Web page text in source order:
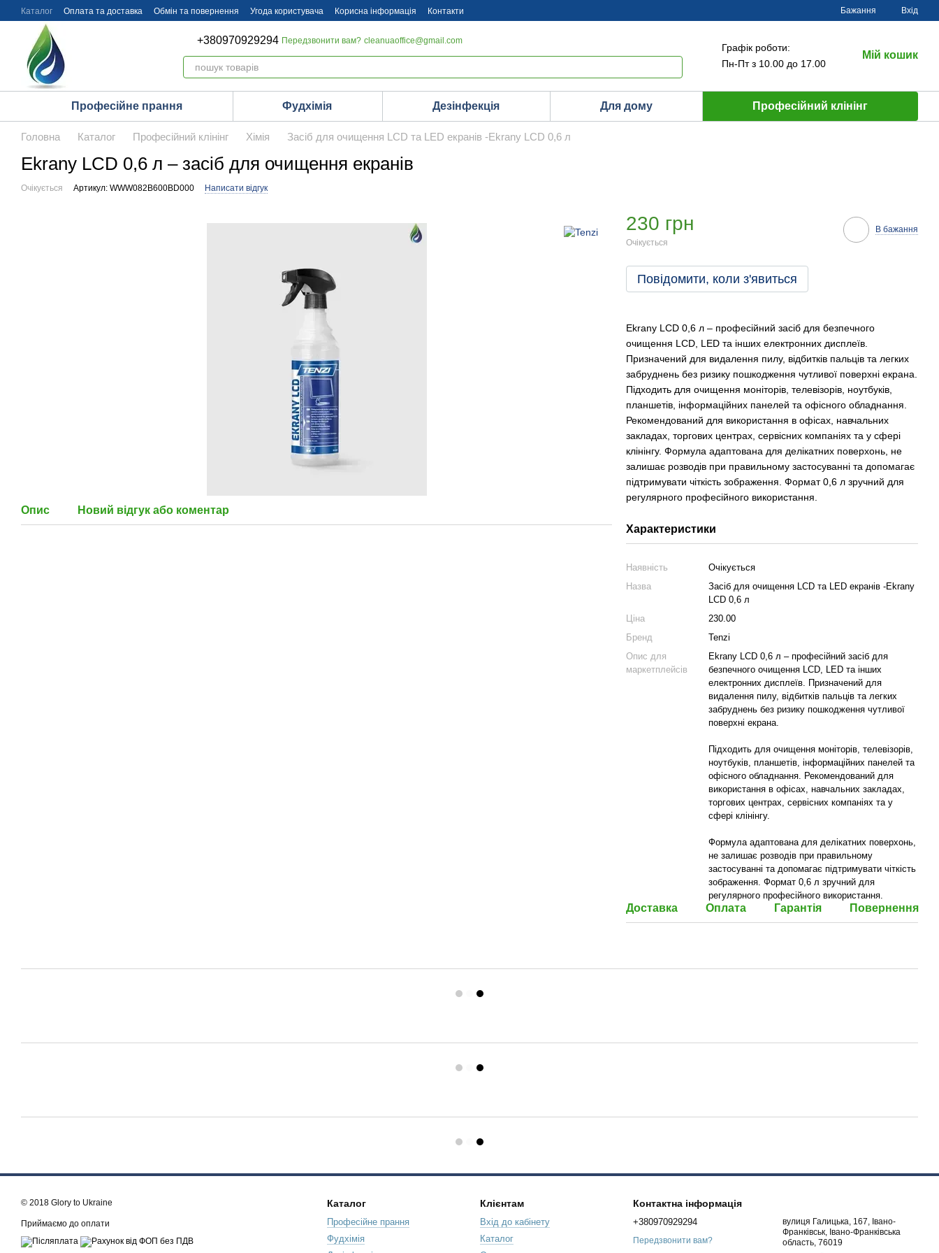
Перейти до основного контенту
Каталог Оплата та доставка Обмін та повернення Угода користувача Корисна інформація Контакти Бажання Вхід
+380970929294 Передзвонити вам? cleanuaoffice@gmail.com
Графік роботи:
Пн-Пт з 10.00 до 17.00
Мій кошик
Професійне прання Фудхімія Дезінфекція Для дому Професійний клінінг
Головна Каталог Професійний клінінг Хімія Засіб для очищення LCD та LED екранів -Ekrany LCD 0,6 л
Ekrany LCD 0,6 л – засіб для очищення екранів
Очікується Артикул: WWW082B600BD000 Написати відгук
Опис Новий відгук або коментар
230 грн
Очікується
В бажання
Повідомити, коли з'явиться
Ekrany LCD 0,6 л – професійний засіб для безпечного
очищення LCD, LED та інших електронних дисплеїв.
Призначений для видалення пилу, відбитків пальців та легких
забруднень без ризику пошкодження чутливої поверхні екрана.
Підходить для очищення моніторів, телевізорів, ноутбуків,
планшетів, інформаційних панелей та офісного обладнання.
Рекомендований для використання в офісах, навчальних
закладах, торгових центрах, сервісних компаніях та у сфері
клінінгу. Формула адаптована для делікатних поверхонь, не
залишає розводів при правильному застосуванні та допомагає
підтримувати чіткість зображення. Формат 0,6 л зручний для
регулярного професійного використання.
Характеристики
Наявність
Очікується
Назва
Засіб для очищення LCD та LED екранів -Ekrany
LCD 0,6 л
Ціна
230.00
Бренд
Tenzi
Опис для
маркетплейсів
Ekrany LCD 0,6 л – професійний засіб для
безпечного очищення LCD, LED та інших
електронних дисплеїв. Призначений для
видалення пилу, відбитків пальців та легких
забруднень без ризику пошкодження чутливої
поверхні екрана.
Підходить для очищення моніторів, телевізорів,
ноутбуків, планшетів, інформаційних панелей та
офісного обладнання. Рекомендований для
використання в офісах, навчальних закладах,
торгових центрах, сервісних компаніях та у
сфері клінінгу.
Формула адаптована для делікатних поверхонь,
не залишає розводів при правильному
застосуванні та допомагає підтримувати чіткість
зображення. Формат 0,6 л зручний для
регулярного професійного використання.
Доставка Оплата Гарантія Повернення
© 2018 Glory to Ukraine
Приймаємо до оплати
Каталог
Професійне прання
Фудхімія
Клієнтам
Вхід до кабінету
Каталог
Контактна інформація
+380970929294
Передзвонити вам?
вулиця Галицька, 167, Івано-
Франківськ, Івано-Франківська
область, 76019